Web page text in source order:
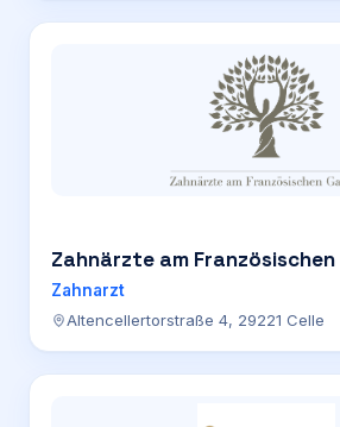
Zahnärzte am
Zahnarzt
Altencellertorstraße 4, 29221 Celle